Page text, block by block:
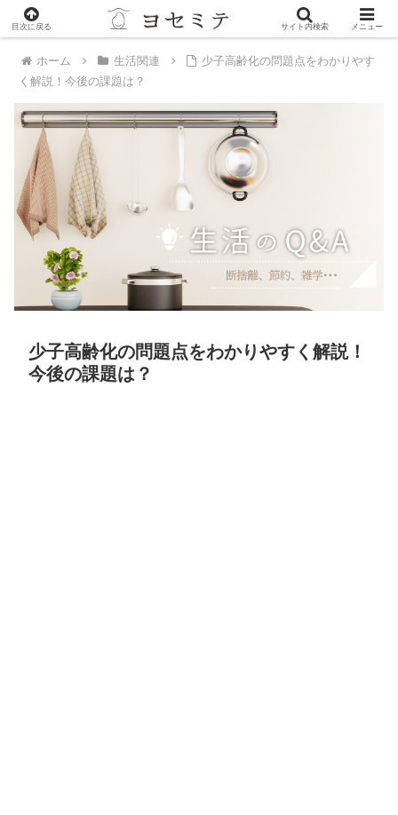
PR
ホーム 生活関連
少子高齢化の問題点をわかりやす
く解説！今後の課題は？
少子高齢化の問題点をわかりやすく解説！
今後の課題は？
目次に戻る サイト内検索 メニュー